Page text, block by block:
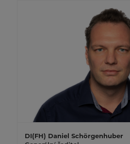
DI(FH) Daniel Schörgenhuber